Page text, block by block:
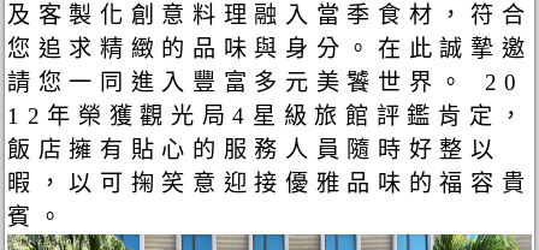
及客製化創意料理融入當季食材，符合
您追求精緻的品味與身分。在此誠摯邀
請您一同進入豐富多元美饕世界。 20
12年榮獲觀光局4星級旅館評鑑肯定，
飯店擁有貼心的服務人員隨時好整以
暇，以可掬笑意迎接優雅品味的福容貴
賓。